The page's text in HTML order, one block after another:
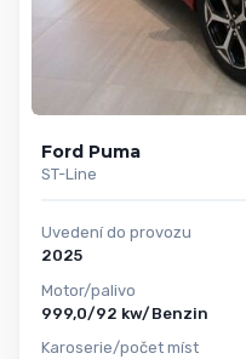
Ford Puma
ST-Line
Uvedení do provozu
2025
Motor/palivo
999,0/92 kw/Benzin
Karoserie/počet míst